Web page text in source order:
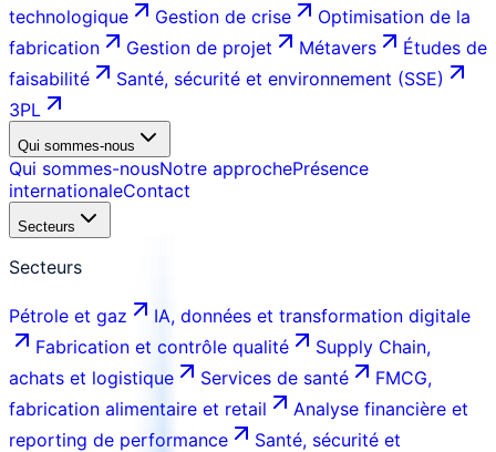
technologique
Gestion de crise
Optimisation de la
fabrication
Gestion de projet Métavers
Études de
faisabilité
Santé, sécurité et environnement (SSE)
3PL
Qui sommes-nous
Qui sommes-nousNotre approchePrésence
internationaleContact
Secteurs
Secteurs
Pétrole et gaz
IA, données et transformation digitale
Fabrication et contrôle qualité
Supply Chain,
achats et logistique
Services de santé
FMCG,
fabrication alimentaire et retail
Analyse financière et
reporting de performance
Santé, sécurité et